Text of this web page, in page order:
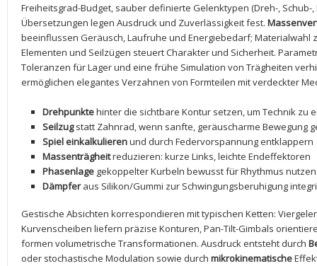
Freiheitsgrad-Budget, sauber definierte Gelenktypen (Dreh-, Schub-
Übersetzungen legen Ausdruck und Zuverlässigkeit fest.
beeinflussen Geräusch, Laufruhe und Energiebedarf;‍ Materialwahl
Elementen‍ und Seilzügen‍ steuert Charakter und Sicherheit.
Toleranzen für Lager und eine frühe Simulation von ⁤Trägheiten
ermöglichen elegantes Verzahnen von⁣ Formteilen ⁢mit verdeckter
Drehpunktehinter die sichtbare Kontur setzen, um Technik zu
Seilzugstatt Zahnrad,⁢ wenn sanfte, geräuscharme Bewegung
Spiel einkalkulierenund durch ‍Federvorspannung entklappern
Massenträgheitreduzieren: kurze Links, leichte Endeffektoren
Phasenlage gekoppelter ⁢Kurbeln bewusst für‌ Rhythmus⁤ nutzen
Dämpferaus Silikon/Gummi zur Schwingungsberuhigung
Gestische Absichten korrespondieren mit typischen Ketten:
Kurvenscheiben liefern präzise Konturen, Pan-Tilt-Gimbals
formen⁤ volumetrische Transformationen. ‍Ausdruck ‌entsteht durch
oder ‌stochastische​ Modulation‌ sowie ‍durch mikrokinematische